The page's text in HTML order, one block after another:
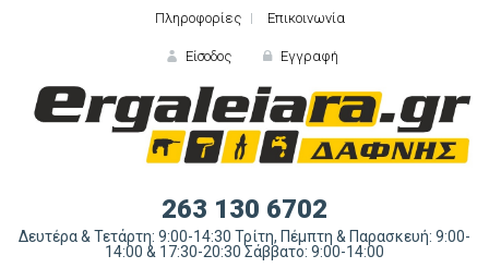
Πληροφορίες Επικοινωνία
Είσοδος
ΕΙΣΟΔΟΣ
Εγγραφή
263 130 6702
Δευτέρα & Τετάρτη: 9:00-14:30 Τρίτη, Πέμπτη & Παρασκευή: 9:00-
14:00 & 17:30-20:30 Σάββατο: 9:00-14:00